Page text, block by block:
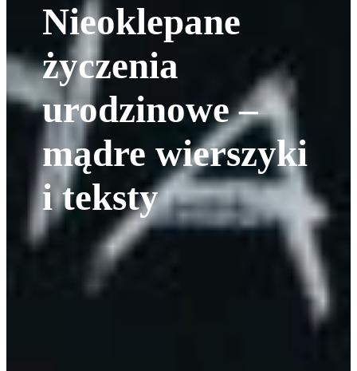
Nieoklepane
życzenia
urodzinowe –
mądre wierszyki
i teksty